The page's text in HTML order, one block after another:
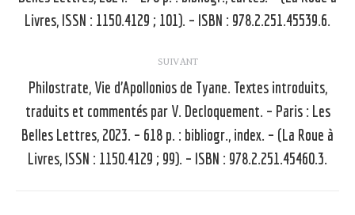
:
Livres, ISSN : 1150.4129 ; 101). – ISBN : 978.2.251.45539.6.
SUIVANT
Article
suivant
:
Philostrate, Vie d’Apollonios de Tyane. Textes introduits,
traduits et commentés par V. Decloquement. – Paris : Les
Belles Lettres, 2023. – 618 p. : bibliogr., index. – (La Roue à
Livres, ISSN : 1150.4129 ; 99). – ISBN : 978.2.251.45460.3.